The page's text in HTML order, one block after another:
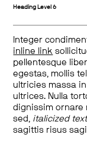
Heading Level 6
Integer
inline link
pellentesque
egestas, mollis
ultricies massa
ultrices. Nulla
dignissim ornare
sed, italicized
sagittis risus